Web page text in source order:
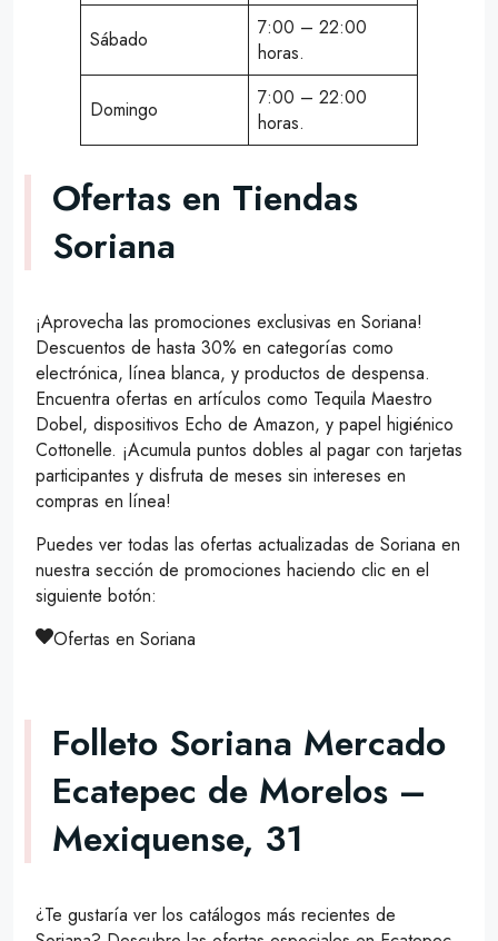
Sábado
7:00 – 22:00
horas.
Domingo
7:00 – 22:00
horas.
Ofertas en Tiendas
Soriana
¡Aprovecha las promociones exclusivas en Soriana!
Descuentos de hasta 30% en categorías como
electrónica, línea blanca, y productos de despensa.
Encuentra ofertas en artículos como Tequila Maestro
Dobel, dispositivos Echo de Amazon, y papel higiénico
Cottonelle. ¡Acumula puntos dobles al pagar con tarjetas
participantes y disfruta de meses sin intereses en
compras en línea!
Puedes ver todas las ofertas actualizadas de Soriana en
nuestra sección de promociones haciendo clic en el
siguiente botón:
Ofertas en Soriana
Folleto Soriana Mercado
Ecatepec de Morelos –
Mexiquense, 31
¿Te gustaría ver los catálogos más recientes de